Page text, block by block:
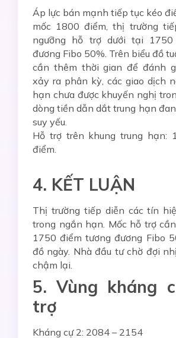
Áp lực bán mạnh tiếp tục kéo
mốc 1800 điểm, thị trường
ngưỡng hỗ trợ dưới tại 1750
đương Fibo 50%. Trên biểu đồ
cần thêm thời gian để đánh
xảy ra phân kỳ, các giao dịch
hạn chưa được khuyến nghị
dòng tiền dẫn dắt trung hạn
suy yếu.
Hỗ trợ trên khung trung hạn:
điểm.
4. KẾT LUẬN
Thị trường tiếp diễn các tín
trong ngắn hạn. Mốc hỗ trợ
1750 điểm tương đương Fibo
đồ ngày. Nhà đầu tư chờ đợi
chậm lại.
5. Vùng kháng
trợ
Kháng cự 2: 2084 – 2154